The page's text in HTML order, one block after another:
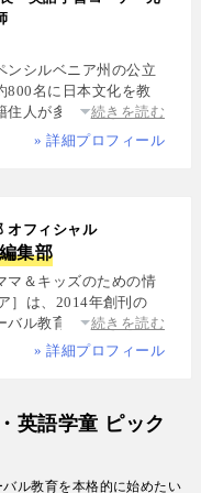
ンシルベニア州の公立
800名に日本文化を教
住人が多数を占める多
活し、リアルな多文化
4言語を駆使し、世界
継続. 親子留学、バイ
子どもオンライン英会
性の高い情報を発信
ッター入門』ほか、日
の寄稿・監修実績多数
続きを読む
» 詳細プロフィール
オフィシャル
集部
マ＆キッズのための情
］は、2014年創刊の
バル教育」に特化した
触れるお子様から帰国
した英語学習コーチ.
など多様な専門家が多
続きを読む
» 詳細プロフィール
英語学童 ピック
ル教育を本格的に始めたい